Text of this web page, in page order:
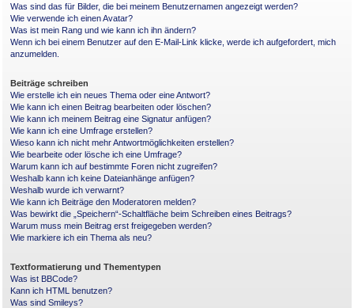
Was sind das für Bilder, die bei meinem Benutzernamen angezeigt werden?
Wie verwende ich einen Avatar?
Was ist mein Rang und wie kann ich ihn ändern?
Wenn ich bei einem Benutzer auf den E-Mail-Link klicke, werde ich aufgefordert, mich
anzumelden.
Beiträge schreiben
Wie erstelle ich ein neues Thema oder eine Antwort?
Wie kann ich einen Beitrag bearbeiten oder löschen?
Wie kann ich meinem Beitrag eine Signatur anfügen?
Wie kann ich eine Umfrage erstellen?
Wieso kann ich nicht mehr Antwortmöglichkeiten erstellen?
Wie bearbeite oder lösche ich eine Umfrage?
Warum kann ich auf bestimmte Foren nicht zugreifen?
Weshalb kann ich keine Dateianhänge anfügen?
Weshalb wurde ich verwarnt?
Wie kann ich Beiträge den Moderatoren melden?
Was bewirkt die „Speichern“-Schaltfläche beim Schreiben eines Beitrags?
Warum muss mein Beitrag erst freigegeben werden?
Wie markiere ich ein Thema als neu?
Textformatierung und Thementypen
Was ist BBCode?
Kann ich HTML benutzen?
Was sind Smileys?